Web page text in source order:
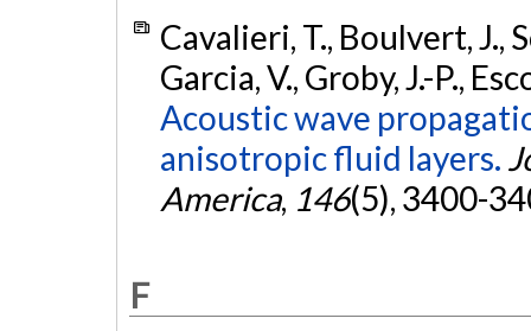
Cavalieri, T., Boulvert, J.,
Garcia, V., Groby, J.-P.,
Acoustic wave
anisotropic fluid layers.
America, 146(5), 3400-
F